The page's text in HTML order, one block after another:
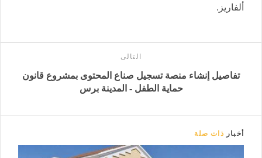
ألفاريز.
التالى
تفاصيل إنشاء منصة تسجيل صناع المحتوى بمشروع قانون
حماية الطفل - المدينة برس
أخبار ذات صلة